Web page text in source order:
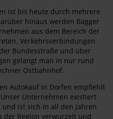
ist bis heute durch mehrere
hinaus werden Bagger
aus dem Bereich der
Verkehrsverbindungen
Bundesstraße und über
gelangt man in nur rund
Ostbahnhof.
Autokauf in Dorfen empfiehlt
Unternehmen existiert
ist sich in all den Jahren
Region verwurzelt und